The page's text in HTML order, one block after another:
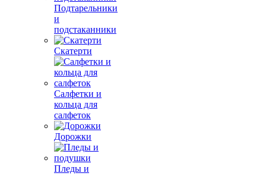
Подтарельники
и
подстаканники
Скатерти
Салфетки и
кольца для
салфеток
Дорожки
Пледы и